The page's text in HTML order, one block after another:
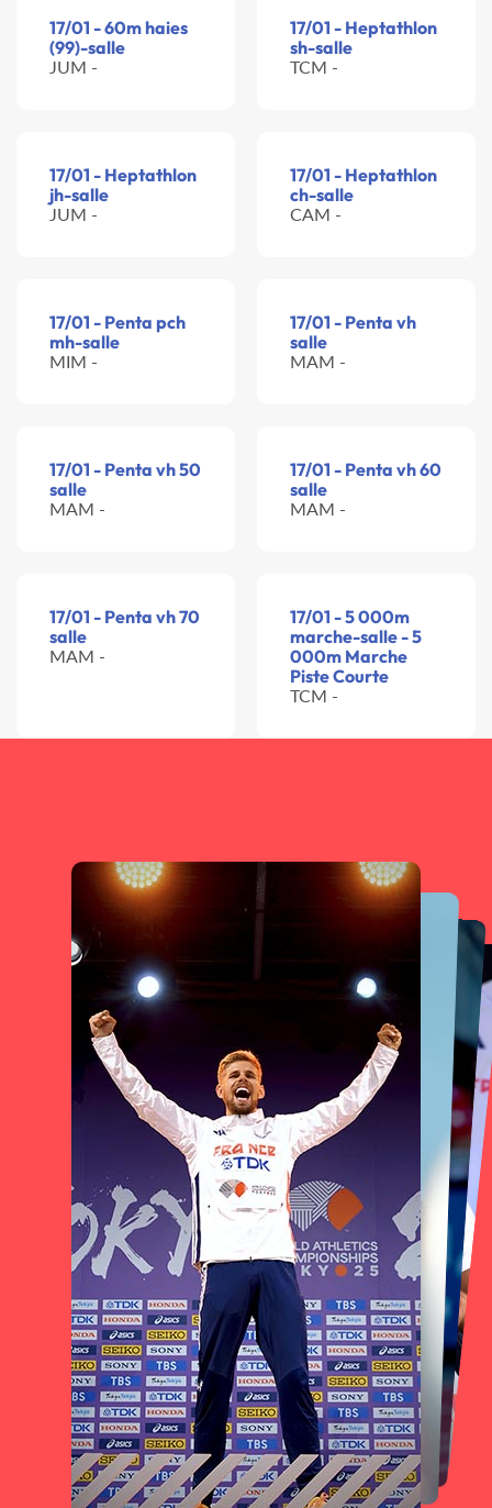
17/01 - 60m haies
(99)-salle
JUM -
17/01 - Heptathlon
sh-salle
TCM -
17/01 - Heptathlon
jh-salle
JUM -
17/01 - Heptathlon
ch-salle
CAM -
17/01 - Penta pch
mh-salle
MIM -
17/01 - Penta vh
salle
MAM -
17/01 - Penta vh 50
salle
MAM -
17/01 - Penta vh 60
salle
MAM -
17/01 - Penta vh 70
salle
MAM -
17/01 - 5 000m
marche-salle - 5
000m Marche
Piste Courte
TCM -